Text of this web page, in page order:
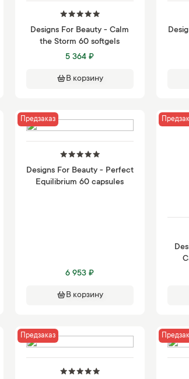
Designs For Beauty - Calm
the Storm 60 softgels
5 364 ₽
В корзину
Предзаказ
Designs For Beauty - Perfect
Equilibrium 60 capsules
6 953 ₽
В корзину
Предзаказ